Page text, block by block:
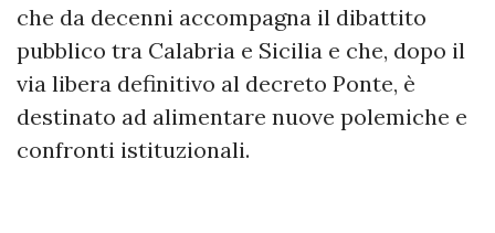
che da decenni accompagna il dibattito
pubblico tra Calabria e Sicilia e che, dopo il
via libera definitivo al decreto Ponte, è
destinato ad alimentare nuove polemiche e
confronti istituzionali.